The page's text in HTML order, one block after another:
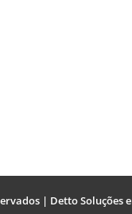
| Detto Soluções